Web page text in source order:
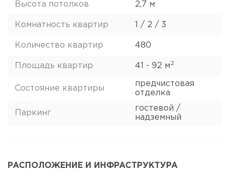
Высота потолков 2,7 м
Комнатность квартир 1 / 2 / 3
Количество квартир 480
Площадь квартир 41 - 92 м2
Состояние квартиры
предчистовая
отделка
Паркинг
гостевой /
надземный
РАСПОЛОЖЕНИЕ И ИНФРАСТРУКТУРА